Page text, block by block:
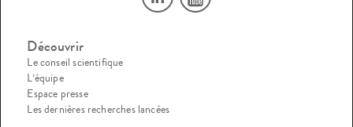
Découvrir
Le conseil scientifique
L’équipe
Espace presse
Les dernières recherches lancées